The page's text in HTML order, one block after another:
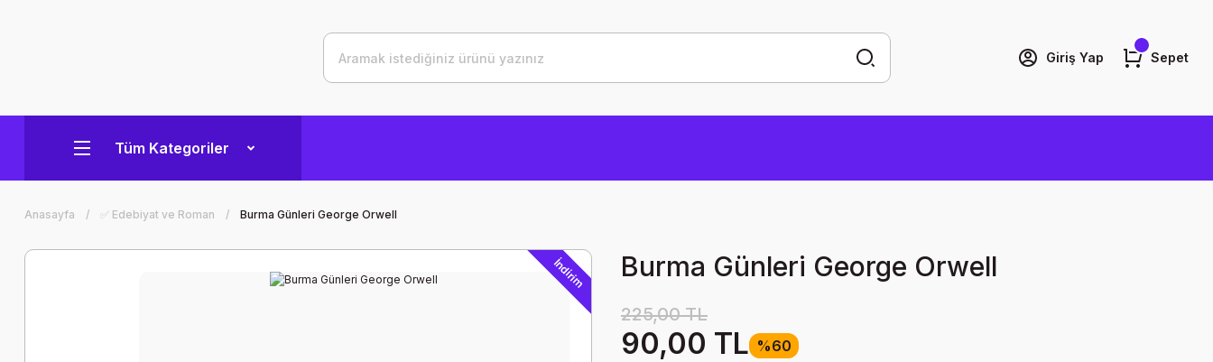
Giriş Yap Sepet
Tüm Kategoriler
Anasayfa ✅ Edebiyat ve Roman Burma Günleri George Orwell
İndirim Burma Günleri George Orwell
225,00 TL
90,00 TL %60